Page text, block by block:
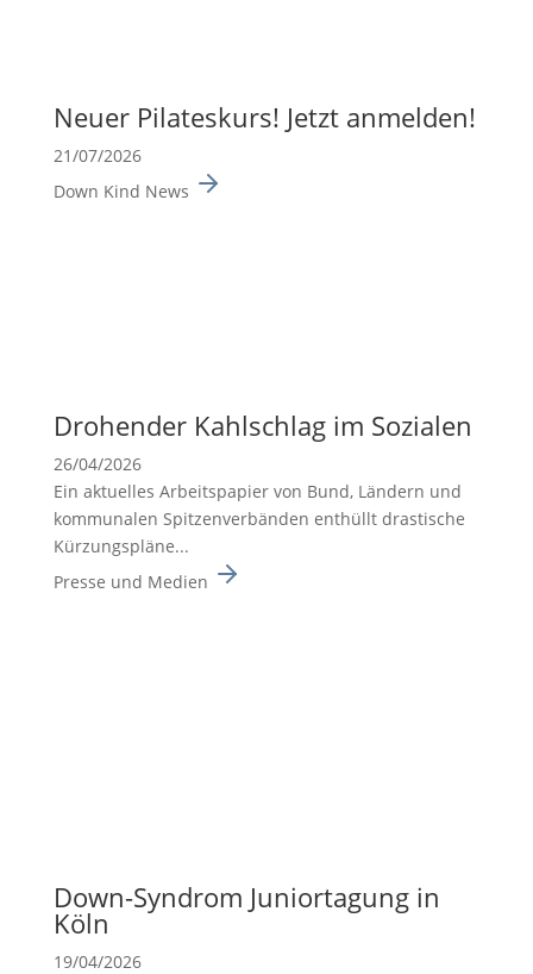
Neuer Pilates­kurs! Jetzt anmelden!
21/07/2026
Down Kind News
Drohender Kahlschlag im Sozialen
26/04/2026
Ein aktuelles Arbeits­pa­pier von Bund, Ländern und
kommu­nalen Spitzen­ver­bänden enthüllt drasti­sche
Kürzungs­pläne...
Presse und Medien
Down-Syndrom Junior­ta­gung in
Köln
19/04/2026